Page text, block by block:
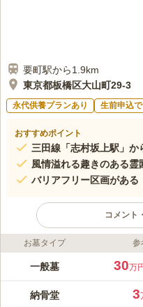
要町駅から1.9km
東京都板橋区大山町29-3
永代供養プランあり 生前申込
おすすめポイント
三田線「志村坂上駅」か
風情溢れる趣きのある霊
バリアフリー区画がある
コメント
ライフドット編集部のコメント
瑞法寺 志村坂上淨苑は
る寺院墓地です。万全
す。 2011年10月にリ
お墓タイプ 参
一般墓 30万
納骨堂 3